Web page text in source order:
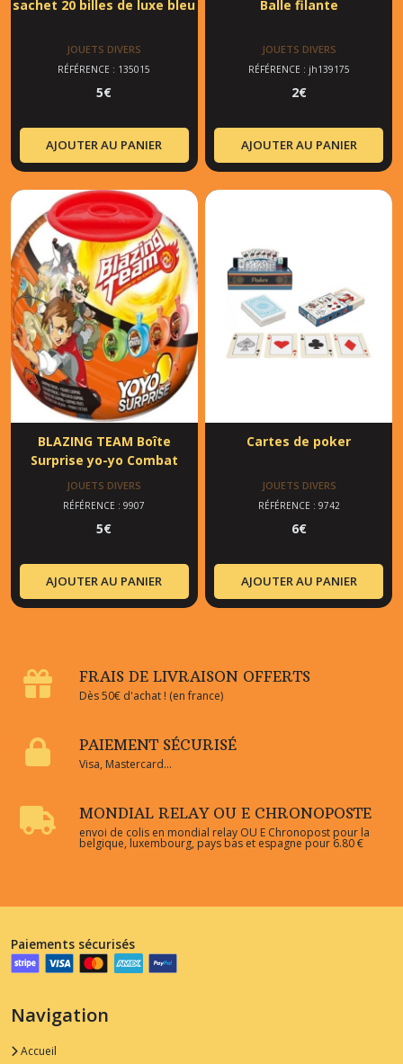
sachet 20 billes de luxe bleu
JOUETS DIVERS
RÉFÉRENCE : 135015
5€
AJOUTER AU PANIER
Balle filante
JOUETS DIVERS
RÉFÉRENCE : jh139175
2€
AJOUTER AU PANIER
BLAZING TEAM Boîte
Surprise yo-yo Combat
JOUETS DIVERS
RÉFÉRENCE : 9907
5€
AJOUTER AU PANIER
Cartes de poker
JOUETS DIVERS
RÉFÉRENCE : 9742
6€
AJOUTER AU PANIER
FRAIS DE LIVRAISON OFFERTS
Dès 50€ d'achat ! (en france)
PAIEMENT SÉCURISÉ
Visa, Mastercard...
MONDIAL RELAY OU E CHRONOPOSTE
envoi de colis en mondial relay OU E Chronopost pour la
belgique, luxembourg, pays bas et espagne pour 6.80 €
Paiements sécurisés
Navigation
Accueil